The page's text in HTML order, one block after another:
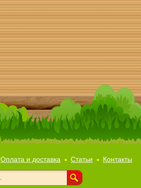
Оплата и доставка Статьи Контакты